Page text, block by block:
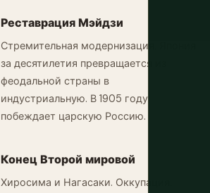
Реставрация Мэйдзи
Стремительная модернизация. Япония
за десятилетия превращается из
феодальной страны в
индустриальную. В 1905 году
побеждает царскую Россию.
Конец Второй мировой
Хиросима и Нагасаки. Оккупация.